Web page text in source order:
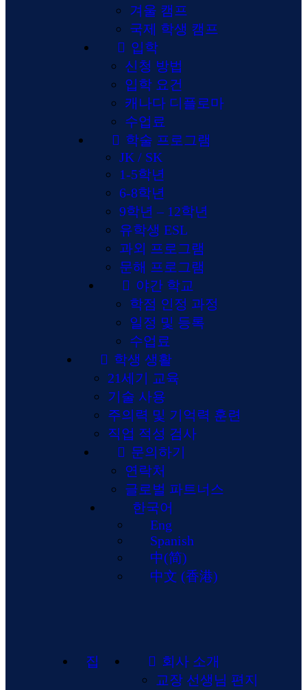
겨울 캠프
국제 학생 캠프
입학
신청 방법
입학 요건
캐나다 디플로마
수업료
학술 프로그램
JK / SK
1-5학년
6-8학년
9학년 – 12학년
유학생 ESL
과외 프로그램
문해 프로그램
야간 학교
학점 인정 과정
일정 및 등록
수업료
학생 생활
21세기 교육
기술 사용
주의력 및 기억력 훈련
직업 적성 검사
문의하기
연락처
글로벌 파트너스
한국어
Eng
Spanish
中(简)
中文 (香港)
집
회사 소개
교장 선생님 편지